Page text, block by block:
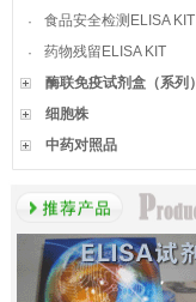
·
食品安全检测ELISA KIT
·
药物残留ELISA KIT
酶联免疫试剂盒（系列）
细胞株
中药对照品